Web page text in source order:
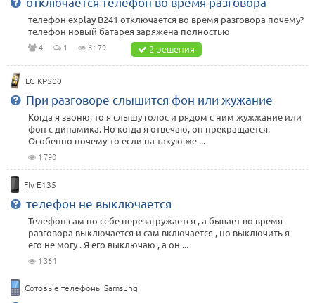
телефон explay B241 отключается во время разговора почему?
телефон новый батарея заряжена полностью
4 1 6 179 2 решения
LG KP500
При разговоре слышится фон или жужание
Когда я звоню, то я слышу голос и рядом с ним жужжание или
фон с динамика. Но когда я отвечаю, он прекращается.
Особенно почему-то если на такую же ...
1 790
Fly E135
телефон не выключается
Телефон сам по себе перезагружается , а бывает во время
разговора выключается и сам включается , но выключить я
его не могу . Я его выключаю , а он ...
1 364
Сотовые телефоны Samsung